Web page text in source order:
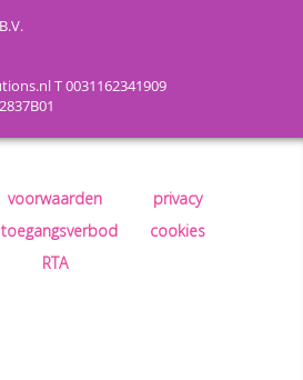
voorwaarden
privacy
toegangsverbod
cookies
RTA